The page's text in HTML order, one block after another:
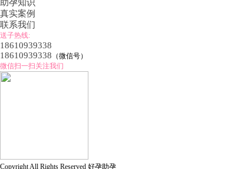
助孕知识
真实案例
联系我们
送子热线:
18610939338
18610939338 （微信号）
微信扫一扫关注我们
Copyright All Rights Reserved 好孕助孕